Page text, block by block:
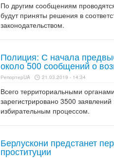
По другим сообщениям
будут приняты решения в
законодательством.
Полиция: С начала
около 500 сообщений о
РепортерUA 21.03.2019 - 14:34
Всего территориальными
зарегистрировано 3500
избирательным процессом.
Берлускони предстанет
проституции